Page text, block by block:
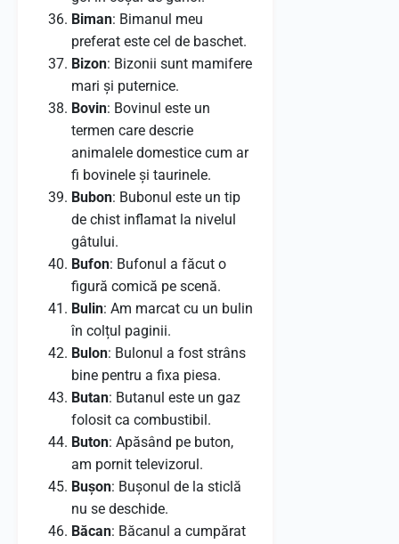
Biman: Bimanul meu
preferat este cel de baschet.
Bizon: Bizonii sunt mamifere
mari și puternice.
Bovin: Bovinul este un
termen care descrie
animalele domestice cum ar
fi bovinele și taurinele.
Bubon: Bubonul este un tip
de chist inflamat la nivelul
gâtului.
Bufon: Bufonul a făcut o
figură comică pe scenă.
Bulin: Am marcat cu un bulin
în colțul paginii.
Bulon: Bulonul a fost strâns
bine pentru a fixa piesa.
Butan: Butanul este un gaz
folosit ca combustibil.
Buton: Apăsând pe buton,
am pornit televizorul.
Bușon: Bușonul de la sticlă
nu se deschide.
Băcan: Băcanul a cumpărat